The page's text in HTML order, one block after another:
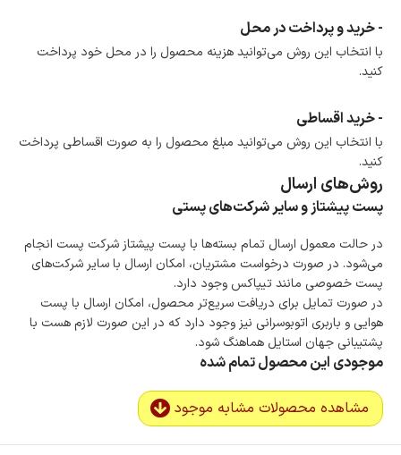
- خرید و پرداخت در محل
با انتخاب این روش می‌توانید هزینه محصول را در محل خود پرداخت
کنید.
- خرید اقساطی
با انتخاب این روش می‌توانید مبلغ محصول را به صورت اقساطی پرداخت
کنید.
روش‌های ارسال
پست پیشتاز و سایر شرکت‌های پستی
در حالت معمول ارسال تمام بسته‌ها با پست پیشتاز شرکت پست انجام
می‌شود. در صورت درخواست مشتریان، امکان ارسال با سایر شرکت‌های
پست خصوصی مانند تیپاکس وجود دارد.
در صورت تمایل برای دریافت سریع‌تر محصول، امکان ارسال با پست
هوایی و باربری اتوبوسرانی نیز وجود دارد که در این صورت لازم هست با
پشتیبانی جهان استایل هماهنگ شود.
موجودی این محصول تمام شده
مشاهده محصولات مشابه موجود